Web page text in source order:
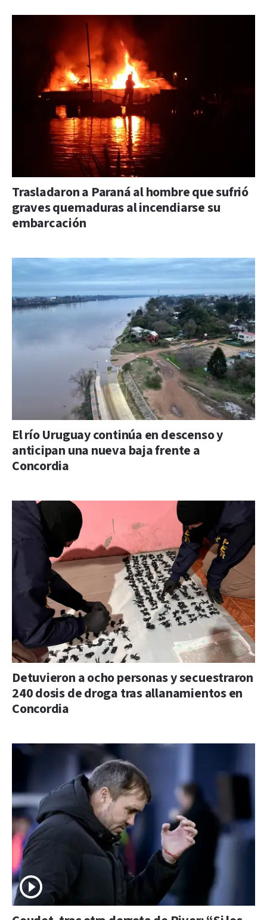
Trasladaron a Paraná al hombre que sufrió
graves quemaduras al incendiarse su
embarcación
El río Uruguay continúa en descenso y
anticipan una nueva baja frente a
Concordia
Detuvieron a ocho personas y secuestraron
240 dosis de droga tras allanamientos en
Concordia